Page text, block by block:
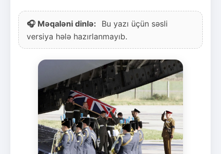
🎧 Məqaləni dinlə:
Bu yazı üçün səsli
versiya hələ hazırlanmayıb.